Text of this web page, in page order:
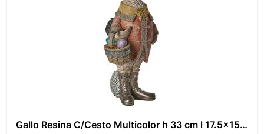
Gallo Resina C/Cesto Multicolor h 33 cm l 17.5x15 cm